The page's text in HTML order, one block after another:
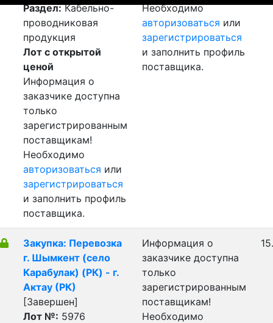
Раздел:Кабельно-
проводниковая
продукция
Лот с открытой
ценой
Информация о
заказчике доступна
только
зарегистрированным
поставщикам!
Необходимо
авторизоваться или
зарегистрироваться
и заполнить профиль
поставщика.
Необходимо
авторизоваться или
зарегистрироваться
и заполнить профиль
поставщика.
Закупка: Перевозка
г. Шымкент (село
Карабулак) (РК) - г.
Актау (РК)
[Завершен]
Лот №: 5976
Информация о
заказчике доступна
только
зарегистрированным
поставщикам!
Необходимо